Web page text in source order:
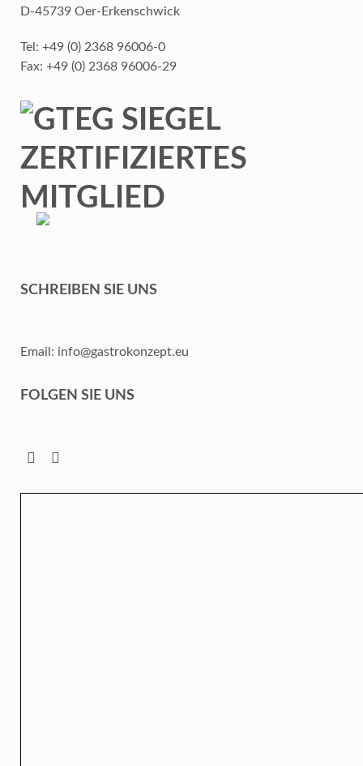
D-45739 Oer-Erkenschwick
Tel: +49 (0) 2368 96006-0
Fax: +49 (0) 2368 96006-29
SCHREIBEN SIE UNS
Email: info@gastrokonzept.eu
FOLGEN SIE UNS